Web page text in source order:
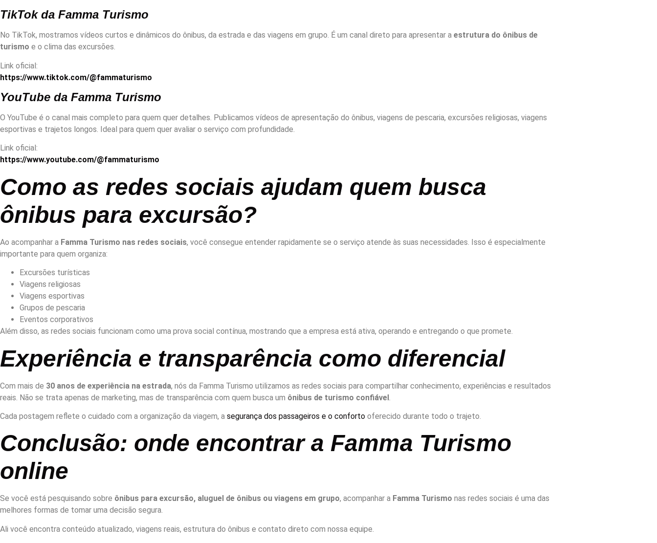
TikTok da Famma Turismo
No TikTok, mostramos vídeos curtos e dinâmicos do ônibus, da estrada e das viagens em grupo. É um canal direto para apresentar a estrutura do ônibus de
turismo e o clima das excursões.
Link oficial:
https://www.tiktok.com/@fammaturismo
YouTube da Famma Turismo
O YouTube é o canal mais completo para quem quer detalhes. Publicamos vídeos de apresentação do ônibus, viagens de pescaria, excursões religiosas, viagens
esportivas e trajetos longos. Ideal para quem quer avaliar o serviço com profundidade.
Link oficial:
https://www.youtube.com/@fammaturismo
Como as redes sociais ajudam quem busca
ônibus para excursão?
Ao acompanhar a Famma Turismo nas redes sociais, você consegue entender rapidamente se o serviço atende às suas necessidades. Isso é especialmente
importante para quem organiza:
Excursões turísticas
Viagens religiosas
Viagens esportivas
Grupos de pescaria
Eventos corporativos
Além disso, as redes sociais funcionam como uma prova social contínua, mostrando que a empresa está ativa, operando e entregando o que promete.
Experiência e transparência como diferencial
Com mais de 30 anos de experiência na estrada, nós da Famma Turismo utilizamos as redes sociais para compartilhar conhecimento, experiências e resultados
reais. Não se trata apenas de marketing, mas de transparência com quem busca um ônibus de turismo confiável
Cada postagem reflete o cuidado com a organização da viagem, a segurança dos passageiros e o conforto oferecido durante todo o trajeto.
Conclusão: onde encontrar a Famma Turismo
online
Se você está pesquisando sobre ônibus para excursão, aluguel de ônibus ou viagens em grupo, acompanhar a Famma Turismo nas redes sociais é uma das
melhores formas de tomar uma decisão segura.
Ali você encontra conteúdo atualizado, viagens reais, estrutura do ônibus e contato direto com nossa equipe.